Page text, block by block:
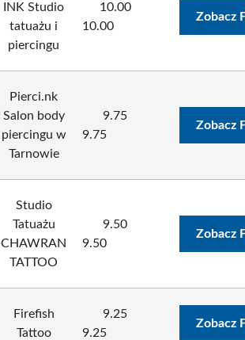
INK Studio
tatuażu i
piercingu
10.00
10.00
Zobacz
Pierci.nk
Salon body
piercingu w
Tarnowie
9.75
9.75
Zobacz
Studio
Tatuażu
CHAWRAN
TATTOO
9.50
9.50
Zobacz
Firefish
Tattoo
9.25
9.25
Zobacz